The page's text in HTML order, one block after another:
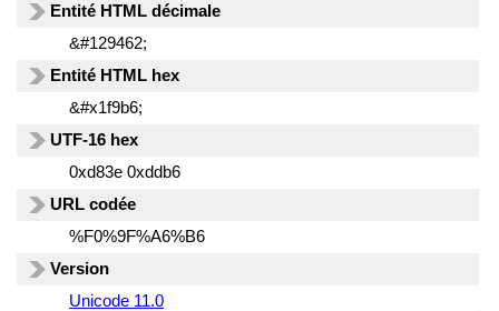
Entité HTML décimale
&#129462;
Entité HTML hex
&#x1f9b6;
UTF-16 hex
0xd83e 0xddb6
URL codée
%F0%9F%A6%B6
Version
Unicode 11.0